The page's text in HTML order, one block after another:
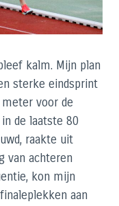
kalm. Mijn plan
sterke eindsprint
voor de
de laatste 80
raakte uit
van achteren
kon mijn
aan